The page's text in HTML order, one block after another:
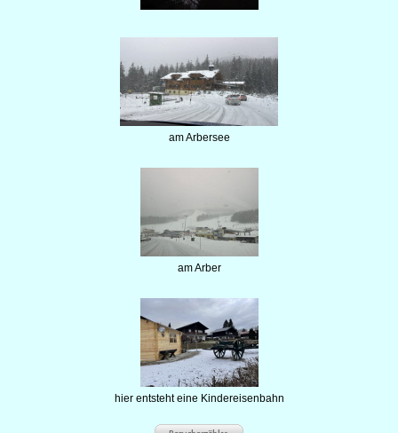
am Arbersee
am Arber
hier entsteht eine Kindereisenbahn